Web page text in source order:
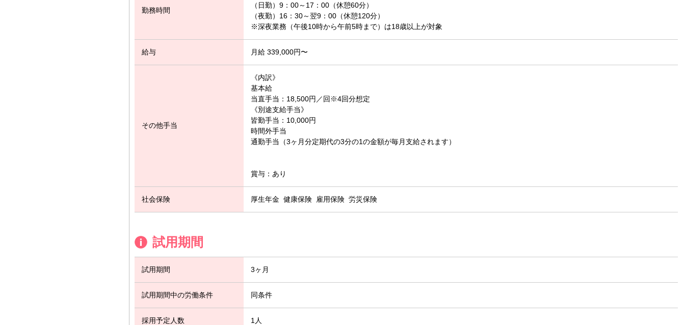
勤務時間
（日勤）9：00～17：00（休憩60分）
（夜勤）16：30～翌9：00（休憩120分）
※深夜業務（午後10時から午前5時まで）は18歳以上が対象
給与 月給 339,000円〜
その他手当
《内訳》
基本給
当直手当：18,500円／回※4回分想定
《別途支給手当》
皆勤手当：10,000円
時間外手当
通勤手当（3ヶ月分定期代の3分の1の金額が毎月支給されます）
賞与：あり
社会保険 厚生年金 健康保険 雇用保険 労災保険
試用期間
試用期間 3ヶ月
試用期間中の労働条件 同条件
採用予定人数 1人